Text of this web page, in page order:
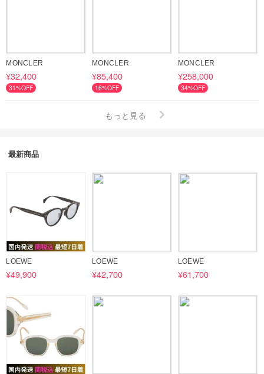
・商品お受け取り日（配達完了日）から3日以上経過している場合
す。）
・お客様の元で商品に破損、臭いの付着、汚れ、キズなどダメージ
注意ください。また、その他商品をご試着の際も十分ご注意くださ
・事前のご連絡なしに返送されてきたもの
紛失されている場合
・付属品の外箱、包装やパッケージに著しい破損や、それらに直接
・配達時と同様の状態で、商品が入っていたボックスやブランドオ
リジナルのパッケージなどの付属品と一緒に返送されてない場合
・取引完了（到着）通知が行われているご注文
以上、最後までお読みいただきありがとうございました。
バイマは自宅にいながら海外の商品をお得にご購入いただけるプラ
ットフォームです。海外ショッピングをぜひお気軽にお楽しみいた
だけたらと思います。
MONCLER
¥32,400
31%OFF
MONCLER
¥85,400
16%OFF
MONCLER
¥258,000
34%OFF
もっと見る
最新商品
LOEWE
¥49,900
LOEWE
¥42,700
LOEWE
¥61,700